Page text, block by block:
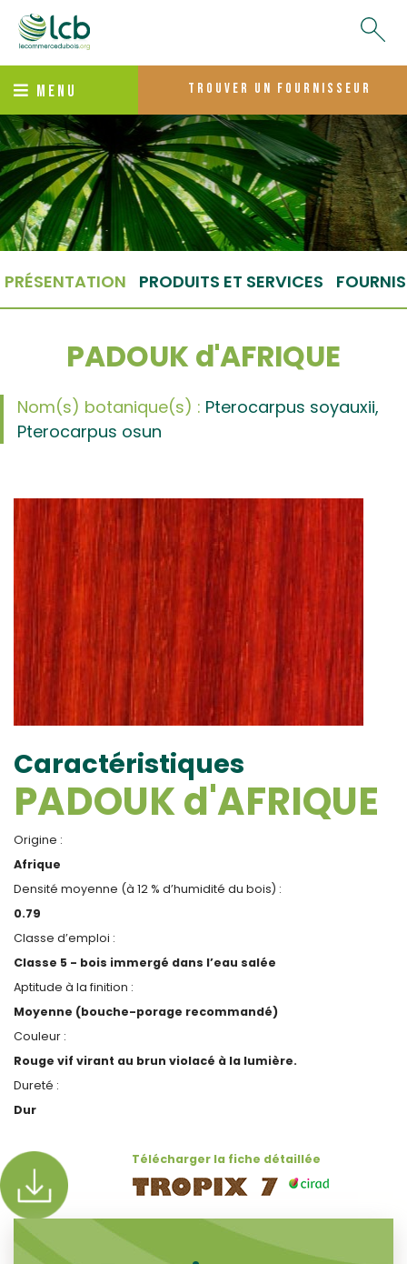
MENU trouver un fournisseur
PRÉSENTATION PRODUITS ET SERVICES
PADOUK d'AFRIQUE
Nom(s) botanique(s) : Pterocarpus soyauxii,
Pterocarpus osun
Caractéristiques
PADOUK d'AFRIQUE
Origine :
Afrique
Densité moyenne (à 12 % d’humidité du bois) :
0.79
Classe d’emploi :
Classe 5 - bois immergé dans l’eau salée
Aptitude à la finition :
Moyenne (bouche-porage recommandé)
Couleur :
Rouge vif virant au brun violacé à la lumière.
Dureté :
Dur
Télécharger la fiche détaillée